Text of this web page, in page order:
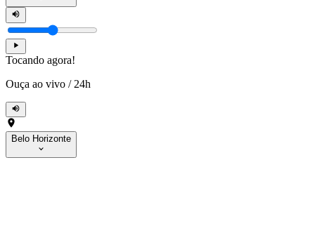
Tocando agora!
Ouça ao vivo / 24h
Belo Horizonte